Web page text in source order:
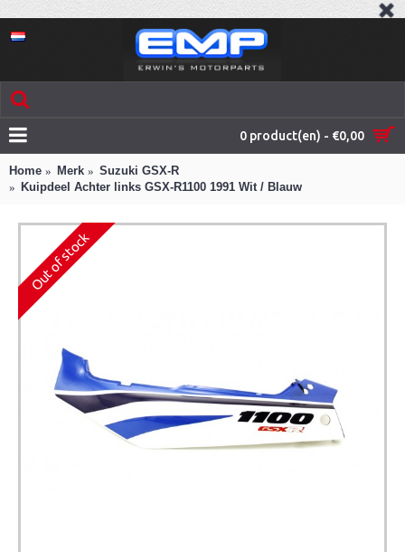
0 product(en) - €0,00
Home Merk
Suzuki GSX-R
Kuipdeel Achter links GSX-R1100 1991 Wit / Blauw
Out of stock